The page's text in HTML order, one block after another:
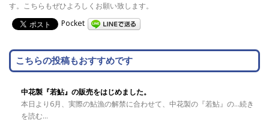
す。こちらもぜひよろしくお願い致します。
Pocket
こちらの投稿もおすすめです
中花製『若鮎』の販売をはじめました。
本日より6月、実際の鮎漁の解禁に合わせて、中花製の『若鮎』の...続き
を読む...